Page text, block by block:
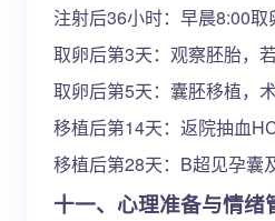
注射后36小时：早晨8:00
取卵后第3天：观察胚胎，
取卵后第5天：囊胚移植，
移植后第14天：返院抽血
移植后第28天：B超见孕囊
十一、心理准备与情绪